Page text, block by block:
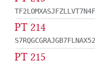
PT 214
PT 215